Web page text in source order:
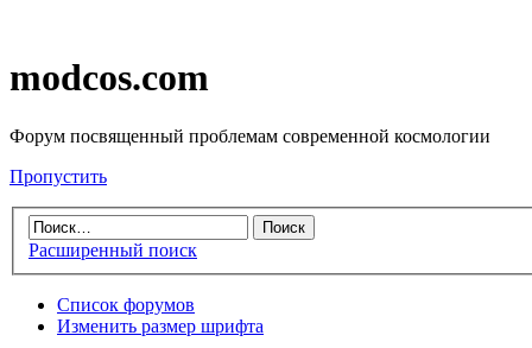
modcos.com
Форум посвященный проблемам современной космологии
Пропустить
Расширенный поиск
Список форумов
Изменить размер шрифта